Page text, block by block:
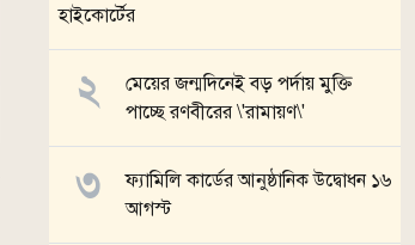
হাইকোর্টের
মেয়ের জন্মদিনেই বড় পর্দায় মুক্তি
পাচ্ছে রণবীরের \'রামায়ণ\'
ফ্যামিলি কার্ডের আনুষ্ঠানিক উদ্বোধন ১৬
আগস্ট